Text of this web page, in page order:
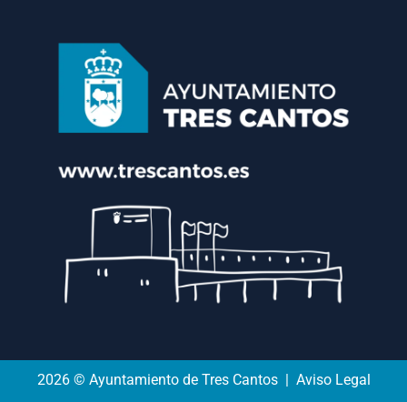
2026 © Ayuntamiento de Tres Cantos | Aviso Legal